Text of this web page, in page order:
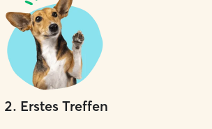
2. Erstes Treffen